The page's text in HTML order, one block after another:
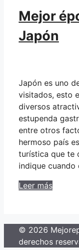
Mejor
Japón
Japón es uno
visitados, esto
diversos
estupenda
entre otros
hermoso país
turística que te
indique cuando
Leer más
© 2026
derechos